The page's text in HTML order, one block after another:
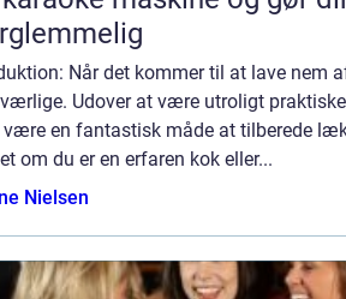
Når det kommer til at lave nem
Udover at være utroligt
være en fantastisk måde at tilberede
om du er en erfaren kok eller...
Nielsen